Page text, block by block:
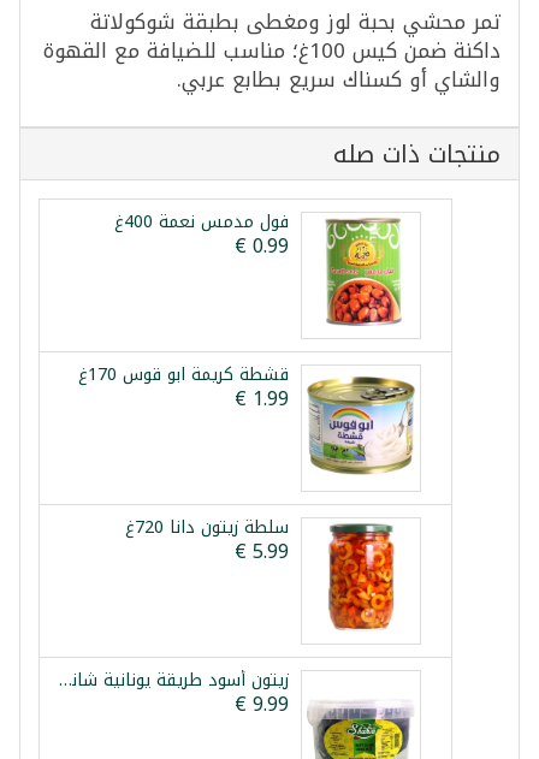
تمر محشي بحبة لوز ومغطى بطبقة شوكولاتة
داكنة ضمن كيس 100غ؛ مناسب للضيافة مع القهوة
والشاي أو كسناك سريع بطابع عربي.
منتجات ذات صله
فول مدمس نعمة 400غ
قشطة كريمة ابو قوس 170غ
سلطة زيتون دانا 720غ
زيتون أسود طريقة يونانية شانيا 1.5كغ